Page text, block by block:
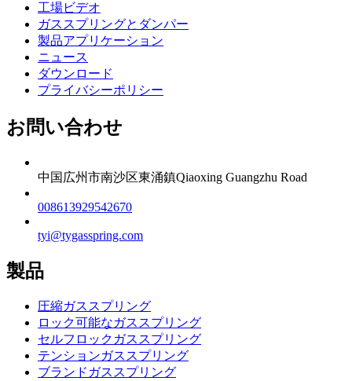
工場ビデオ
ガススプリングとダンパー
製品アプリケーション
ニュース
ダウンロード
プライバシーポリシー
お問い合わせ
中国広州市南沙区東涌鎮Qiaoxing Guangzhu Road
008613929542670
tyi@tygasspring.com
製品
圧縮ガススプリング
ロック可能なガススプリング
セルフロックガススプリング
テンションガススプリング
ブランドガススプリング